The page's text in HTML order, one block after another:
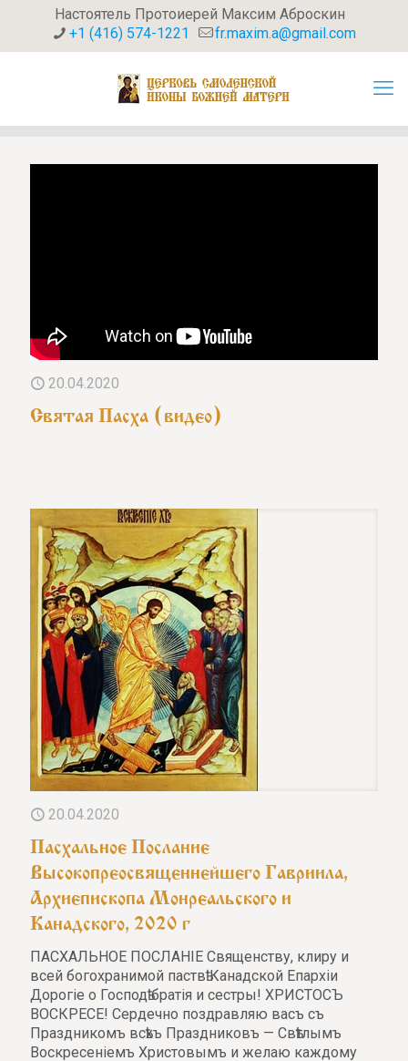
Настоятель Протоиерей Максим Аброскин
+1 (416) 574-1221
fr.maxim.a@gmail.com
20.04.2020
Святая Пасха (видео)
20.04.2020
Пасхальное Послание
Высокопреосвященнейшего Гавриила,
Архиепископа Монреальского и
Канадского, 2020 г
ПАСХАЛЬНОЕ ПОСЛАНІE Священству, клиру и
всей богохранимой паствѣ Канадской Епархіи
Дорогiе о Господѣ братія и сестры! ХРИСТОСЪ
ВОСКРЕСЕ! Сердечно поздравляю васъ съ
Праздникомъ всѣхъ Праздниковъ — Свѣтлымъ
Воскресеніемъ Христовымъ и желаю каждому